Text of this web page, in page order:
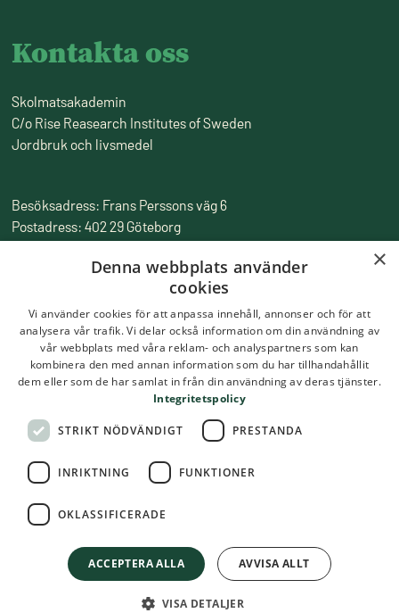
Kontakta oss
Skolmatsakademin
C/o Rise Reasearch Institutes of Sweden
Jordbruk och livsmedel
Besöksadress: Frans Perssons väg 6
Postadress: 402 29 Göteborg
010-516 50 00
×
Denna webbplats använder
cookies
Vi använder cookies för att anpassa innehåll, annonser och för att
analysera vår trafik. Vi delar också information om din användning av
vår webbplats med våra reklam- och analyspartners som kan
kombinera den med annan information som du har tillhandahållit
dem eller som de har samlat in från din användning av deras tjänster.
Integritetspolicy
STRIKT NÖDVÄNDIGT PRESTANDA
INRIKTNING FUNKTIONER
OKLASSIFICERADE
ACCEPTERA ALLA AVVISA ALLT
VISA DETALJER